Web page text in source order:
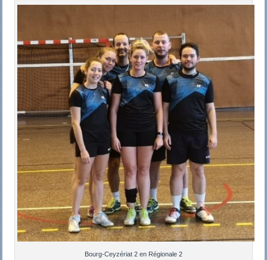
Bourg-Ceyzériat 2 en Régionale 2